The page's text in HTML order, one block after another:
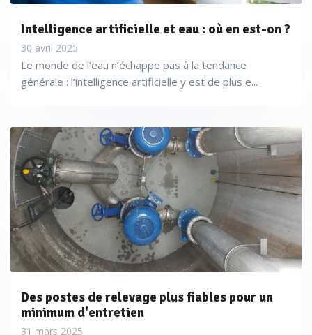
La communauté d’agglomération Caux Vallée de Seine
disposant de 42 stations ou encore le Syndicat Mixte de
l’Entente Oise Aisne, ont opté pour cette solution (SIGMA).
Syndicat d’Aménagement du Bassin de l’Indre ont choisi le
système plus simple hébergé chez Paratronic (Superviseur
Web), mettant à disposition différents types d’informations
(niveaux, photos…) issues de nos stations de mesure
».
Intelligence artificielle et eau : où en est-on ?
30 avril 2025
Le monde de l’eau n’échappe pas à la tendance
générale : l’intelligence artificielle y est de plus e...
Des postes de relevage plus fiables pour un
minimum d'entretien
31 mars 2025